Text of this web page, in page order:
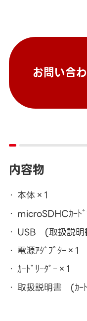
お問い合
内容物
本体×1
microSDHCｶｰ
USB (取扱説明
電源ｱﾀﾞﾌﾟﾀｰ×1
ｶｰﾄﾞﾘｰﾀﾞｰ×1
取扱説明書 (ｶｰ